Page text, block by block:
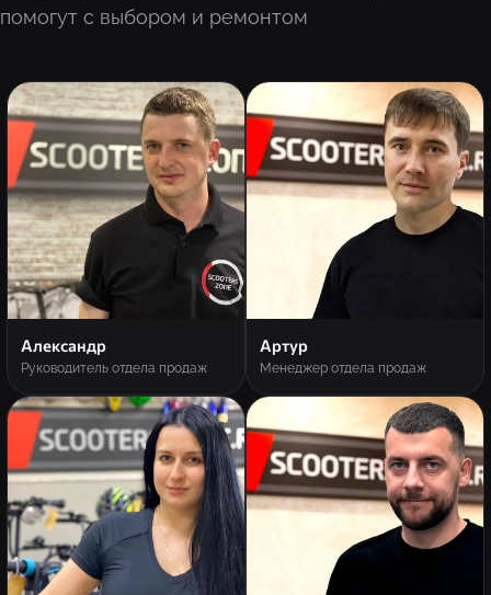
помогут с выбором и ремонтом
Александр
Руководитель отдела продаж
Артур
Менеджер отдела продаж